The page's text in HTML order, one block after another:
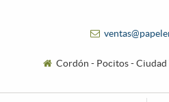
Cordón - Pocitos - Ciudad